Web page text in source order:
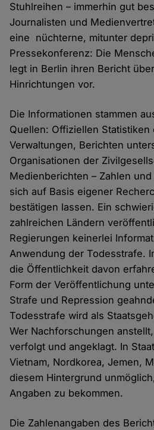
Stuhlreihen – immerhin gut
Journalisten und
eine nüchterne, mitunter
Pressekonferenz: Die
legt in Berlin ihren Bericht
Hinrichtungen vor.
Die Informationen stammen
Quellen: Offiziellen
Verwaltungen, Berichten
Organisationen der
Medienberichten – Zahlen
sich auf Basis eigener
bestätigen lassen. Ein
zahlreichen Ländern
Regierungen keinerlei
Anwendung der Todesstrafe.
die Öffentlichkeit davon
Form der Veröffentlichung
Strafe und Repression
Todesstrafe wird als
Wer Nachforschungen
verfolgt und angeklagt. In
Vietnam, Nordkorea, Jemen,
diesem Hintergrund
Angaben zu bekommen.
Die Zahlenangaben des